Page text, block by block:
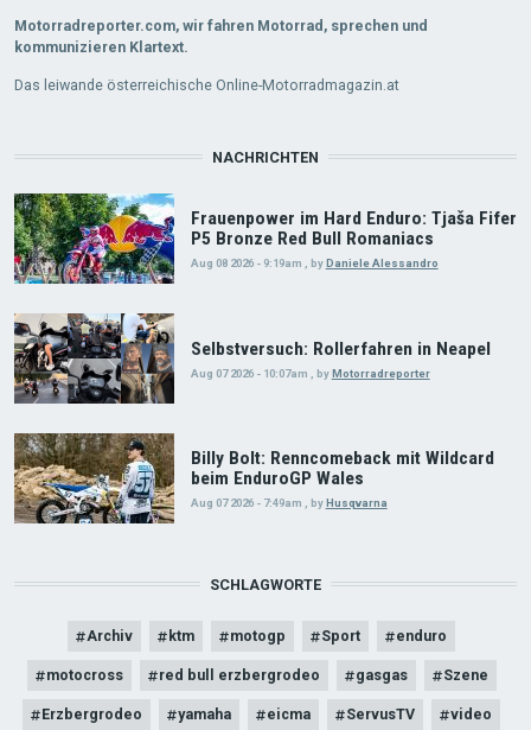
Motorradreporter.com, wir fahren Motorrad, sprechen und
kommunizieren Klartext.
Das leiwande österreichische Online-Motorradmagazin.at
NACHRICHTEN
Frauenpower im Hard Enduro: Tjaša Fifer
P5 Bronze Red Bull Romaniacs
Aug 08 2026 - 9:19am , byDaniele Alessandro
Selbstversuch: Rollerfahren in Neapel
Aug 07 2026 - 10:07am byMotorradreporter
Billy Bolt: Renncomeback mit Wildcard
beim EnduroGP Wales
Aug 07 2026 - 7:49am byHusqvarna
SCHLAGWORTE
Archiv ktm motogp Sport enduro
motocross red bull erzbergrodeo gasgas Szene
Erzbergrodeo yamaha eicma ServusTV video